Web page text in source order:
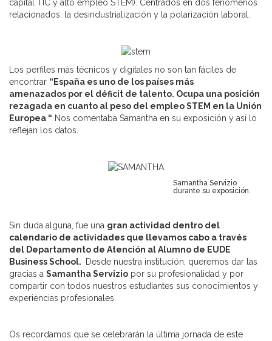
capital TIC y alto empleo STEM). Centrados en dos fenómenos
relacionados: la desindustrialización y la polarización laboral.
Los perfiles más técnicos y digitales no son tan fáciles de
encontrar “España es uno de los países más
amenazados por el déficit de talento. Ocupa una posición
rezagada en cuanto al peso del empleo STEM en la Unión
Europea “ Nos comentaba Samantha en su exposición y así lo
reflejan los datos.
Samantha Servizio
durante su exposición.
Sin duda alguna, fue una gran actividad dentro del
calendario de actividades que llevamos cabo a través
del Departamento de Atención al Alumno de EUDE
Business School.
Desde nuestra institución, queremos dar las
gracias a Samantha Servizio por su profesionalidad y por
compartir con todos nuestros estudiantes sus conocimientos y
experiencias profesionales.
Os recordamos que se celebrarán la última jornada de este